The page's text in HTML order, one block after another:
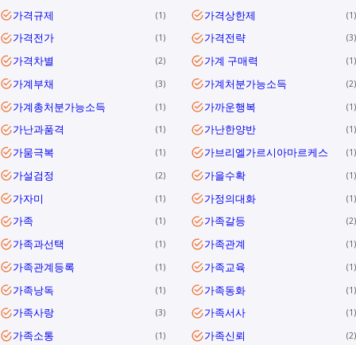
가격규제 1 가격상한제 1
가격전가 1 가격전략 3
가격차별 2 가계 구매력 1
가계부채 3 가계처분가능소득 2
가계총처분가능소득 1 가까운행복 1
가난과품격 1 가난한양반 1
가뭄극복 1 가브리엘가르시아마르케스 1
가설검정 2 가을수확 1
가자미 1 가정의대화 1
가족 1 가족갈등 2
가족과선택 1 가족관계 1
가족관계등록 1 가족교육 1
가족낭독 1 가족동화 1
가족사랑 3 가족서사 1
가족소통 1 가족신뢰 2